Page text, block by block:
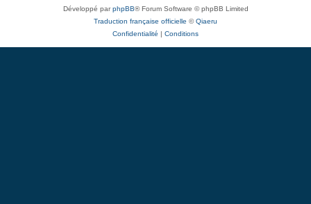
Développé parphpBB® Forum Software © phpBB Limited
Traduction française officielle ©Qiaeru
Confidentialité
Conditions